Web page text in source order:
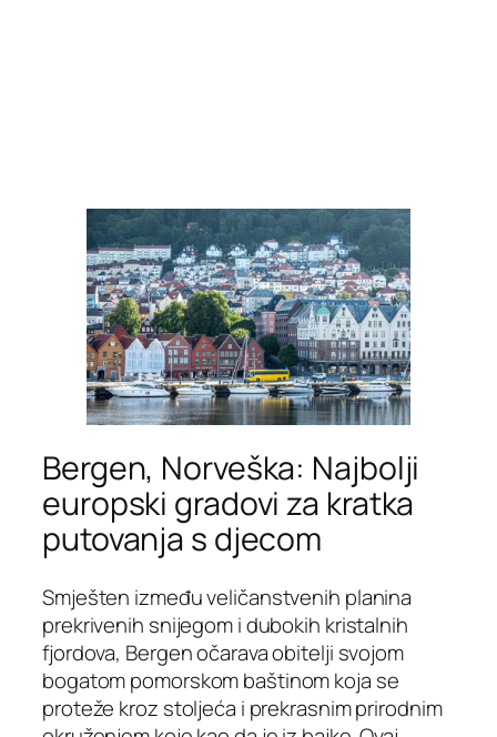
Bergen, Norveška: Najbolji
europski gradovi za kratka
putovanja s djecom
Smješten između veličanstvenih planina
prekrivenih snijegom i dubokih kristalnih
fjordova, Bergen očarava obitelji svojom
bogatom pomorskom baštinom koja se
proteže kroz stoljeća i prekrasnim prirodnim